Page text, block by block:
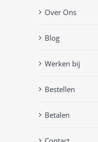
Over Ons
Blog
Werken bij
Bestellen
Betalen